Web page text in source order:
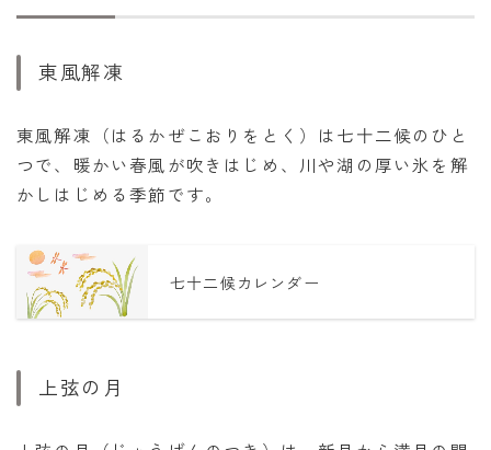
東風解凍
東風解凍（はるかぜこおりをとく）は七十二候のひと
つで、暖かい春風が吹きはじめ、川や湖の厚い氷を解
かしはじめる季節です。
七十二候カレンダー
上弦の月